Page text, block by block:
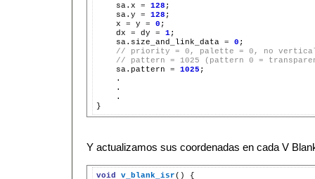
sa.x
= 128
sa.y
= 128
x
= y = 0
dx
= dy = 1
sa.size_and_link_data
= 0
// priority = 0, palette = 0, no
// pattern = 1025 (pattern 0 =
sa.pattern
= 1025
.
Y actualizamos sus coordenadas en cada V
void v_blank_isr()